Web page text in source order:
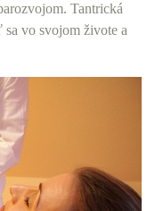
Tantrická
vo svojom živote a